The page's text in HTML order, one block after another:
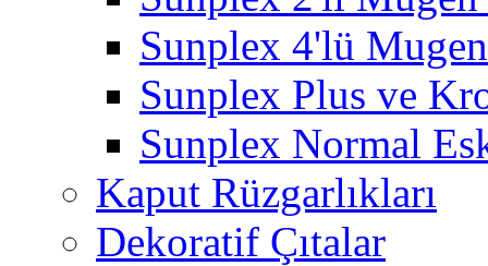
Sunplex 4'lü
Sunplex Plus ve
Sunplex Normal
Kaput Rüzgarlıkları
Dekoratif Çıtalar